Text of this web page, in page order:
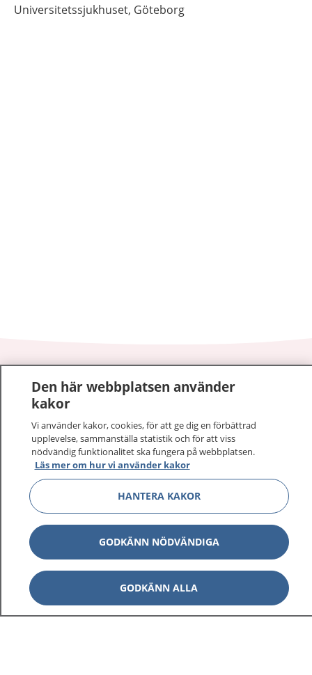
Universitetssjukhuset, Göteborg
På 1177.se får du råd om hälsa och information om
sjukdomar och vilka mottagningar du kan kontakta.
Logga in för att läsa din journal och göra dina
vårdärenden. Ring telefonnummer 1177 för
sjukvårdsrådgivning dygnet runt.
1177 ger dig råd när du vill må bättre.
1177 på flera språk Visa
Visa
Den här webbplatsen använder
kakor
Vi använder kakor, cookies, för att ge dig en förbättrad
upplevelse, sammanställa statistik och för att viss
nödvändig funktionalitet ska fungera på webbplatsen.
Läs mer om hur vi använder kakor
HANTERA KAKOR
GODKÄNN NÖDVÄNDIGA
GODKÄNN ALLA